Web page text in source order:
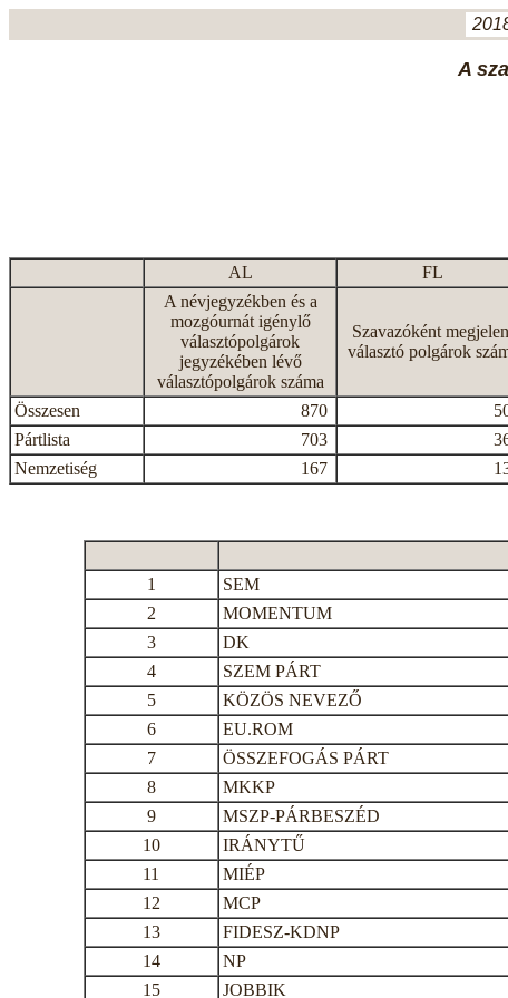
A
AL FL
A névjegyzékben és a
mozgóurnát igénylő
választópolgárok
jegyzékében lévő
választópolgárok száma
Szavazóként
választó polgárok
Összesen 870
Pártlista
703
Nemzetiség
167
1
SEM
2
MOMENTUM
3
DK
4
SZEM PÁRT
5
KÖZÖS NEVEZŐ
6
EU.ROM
7
ÖSSZEFOGÁS PÁRT
8
MKKP
9
MSZP-PÁRBESZÉD
10
IRÁNYTŰ
11
MIÉP
12
MCP
13
FIDESZ-KDNP
14
NP
15
JOBBIK